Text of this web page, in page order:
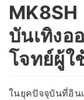
บันเทิงอ
โจทย์ผู้ใ
ในยุคปัจจุบันที่อิน